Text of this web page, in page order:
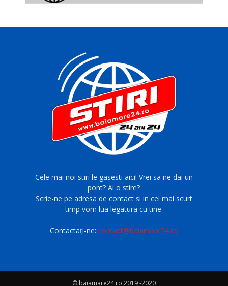
Cele mai noi stiri le gasesti aici! Vrei sa ne dai un
pont? Ai o stire?
Scrie-ne pe adresa de contact si in cel mai scurt
timp vom lua legatura cu tine.
Contactați-ne:contact@baiamare24.ro
© baiamare24.ro 2019 -2020